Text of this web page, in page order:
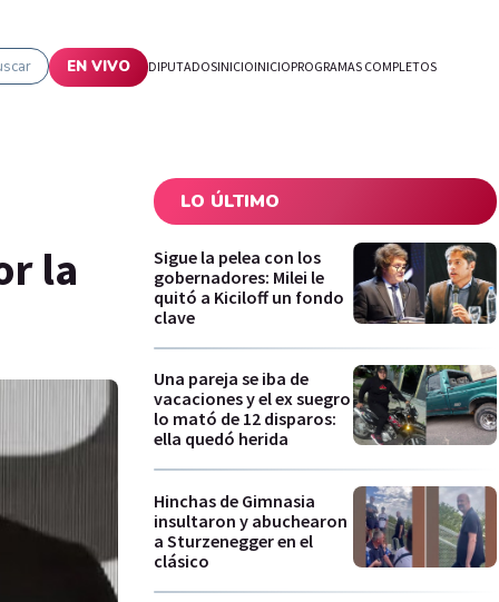
EN VIVO DIPUTADOSINICIOINICIOPROGRAMAS COMPLETOS
la
LO ÚLTIMO
Sigue la pelea con los
gobernadores: Milei le
quitó a Kiciloff un fondo
clave
Una pareja se iba de
vacaciones y el ex suegro
lo mató de 12 disparos:
ella quedó herida
Hinchas de Gimnasia
insultaron y abuchearon
a Sturzenegger en el
clásico